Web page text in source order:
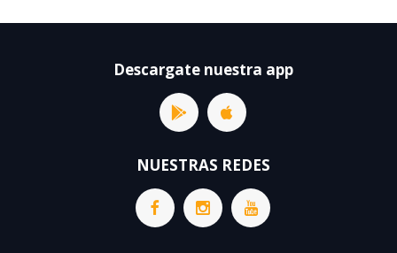
Descargate nuestra app
NUESTRAS REDES